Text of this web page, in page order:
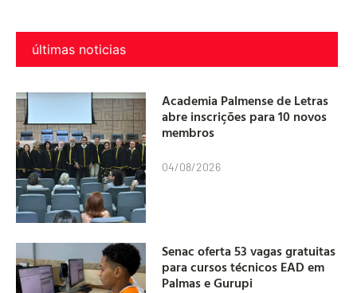
últimas noticias
Academia Palmense de Letras
abre inscrições para 10 novos
membros
04/08/2026
Senac oferta 53 vagas gratuitas
para cursos técnicos EAD em
Palmas e Gurupi